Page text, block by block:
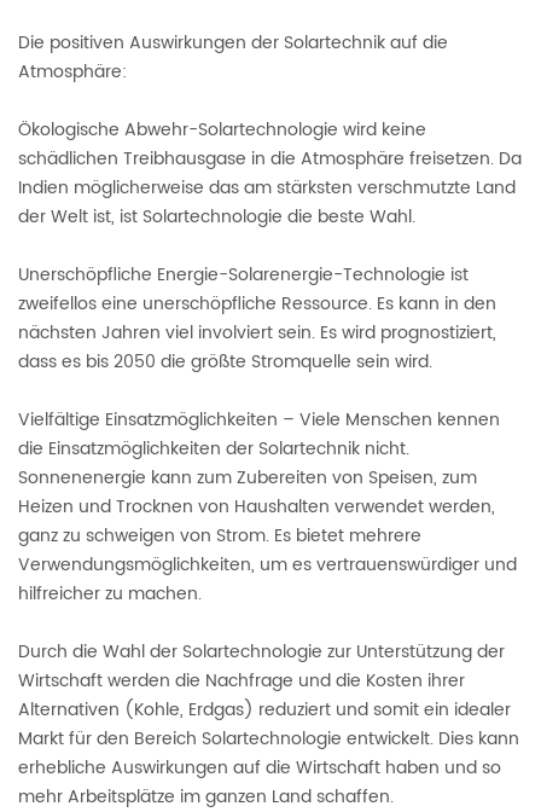
Die positiven Auswirkungen der Solartechnik auf die
Atmosphäre:
Ökologische Abwehr-Solartechnologie wird keine
schädlichen Treibhausgase in die Atmosphäre freisetzen. Da
Indien möglicherweise das am stärksten verschmutzte Land
der Welt ist, ist Solartechnologie die beste Wahl.
Unerschöpfliche Energie-Solarenergie-Technologie ist
zweifellos eine unerschöpfliche Ressource. Es kann in den
nächsten Jahren viel involviert sein. Es wird prognostiziert,
dass es bis 2050 die größte Stromquelle sein wird.
Vielfältige Einsatzmöglichkeiten – Viele Menschen kennen
die Einsatzmöglichkeiten der Solartechnik nicht.
Sonnenenergie kann zum Zubereiten von Speisen, zum
Heizen und Trocknen von Haushalten verwendet werden,
ganz zu schweigen von Strom. Es bietet mehrere
Verwendungsmöglichkeiten, um es vertrauenswürdiger und
hilfreicher zu machen.
Durch die Wahl der Solartechnologie zur Unterstützung der
Wirtschaft werden die Nachfrage und die Kosten ihrer
Alternativen (Kohle, Erdgas) reduziert und somit ein idealer
Markt für den Bereich Solartechnologie entwickelt. Dies kann
erhebliche Auswirkungen auf die Wirtschaft haben und so
mehr Arbeitsplätze im ganzen Land schaffen.